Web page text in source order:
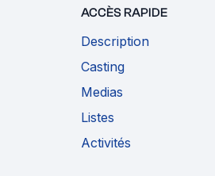
ACCÈS RAPIDE
Description
Casting
Medias
Listes
Activités